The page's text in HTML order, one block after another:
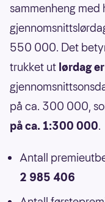
sammenheng med
550 000. Det
trukket ut lørdag
på ca. 300 000,
på ca. 1:300 000.
Antall
2 985 406